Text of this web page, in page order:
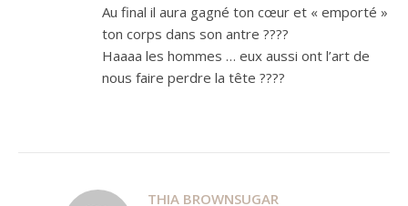
Au final il aura gagné ton cœur et « emporté »
ton corps dans son antre ????
Haaaa les hommes … eux aussi ont l’art de
nous faire perdre la tête ????
THIA BROWNSUGAR